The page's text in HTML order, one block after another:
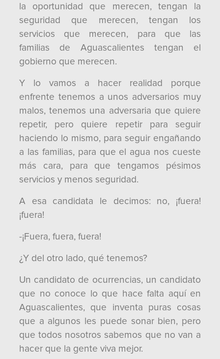
la oportunidad que merecen, tengan la
seguridad que merecen, tengan los
servicios que merecen, para que las
familias de Aguascalientes tengan el
gobierno que merecen.
Y lo vamos a hacer realidad porque
enfrente tenemos a unos adversarios muy
malos, tenemos una adversaria que quiere
repetir, pero quiere repetir para seguir
haciendo lo mismo, para seguir engañando
a las familias, para que el agua nos cueste
más cara, para que tengamos pésimos
servicios y menos seguridad.
A esa candidata le decimos: no, ¡fuera!
¡fuera!
-¡Fuera, fuera, fuera!
¿Y del otro lado, qué tenemos?
Un candidato de ocurrencias, un candidato
que no conoce lo que hace falta aquí en
Aguascalientes, que inventa puras cosas
que a algunos les puede sonar bien, pero
que todos nosotros sabemos que no van a
hacer que la gente viva mejor.